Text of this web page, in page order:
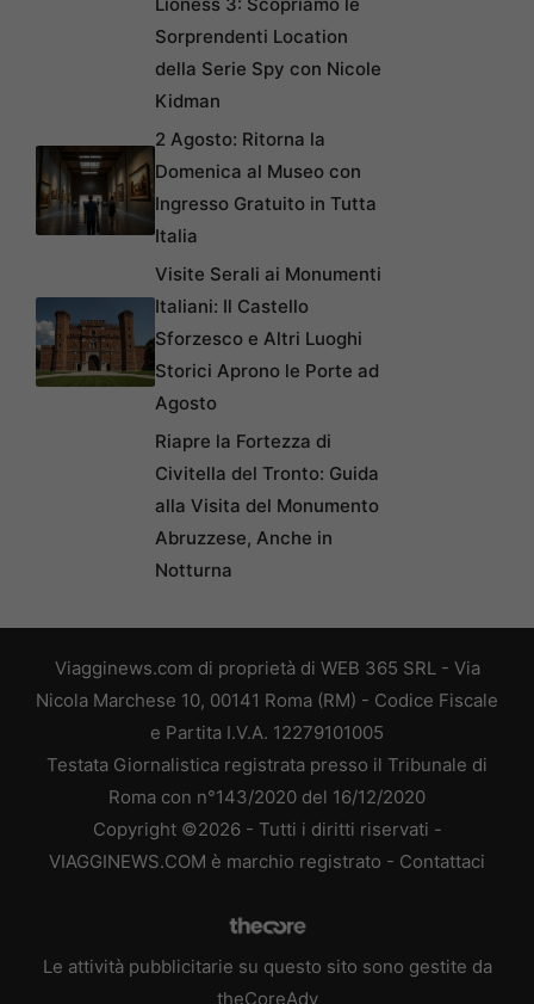
Sorprendenti Location
della Serie Spy con Nicole
Kidman
2 Agosto: Ritorna la
Domenica al Museo con
Ingresso Gratuito in Tutta
Italia
Visite Serali ai Monumenti
Italiani: Il Castello
Sforzesco e Altri Luoghi
Storici Aprono le Porte ad
Agosto
Riapre la Fortezza di
Civitella del Tronto: Guida
alla Visita del Monumento
Abruzzese, Anche in
Notturna
Viagginews.com di proprietà di WEB 365 SRL - Via
Nicola Marchese 10, 00141 Roma (RM) - Codice Fiscale
e Partita I.V.A. 12279101005
Testata Giornalistica registrata presso il Tribunale di
Roma con n°143/2020 del 16/12/2020
Copyright ©2026 - Tutti i diritti riservati -
VIAGGINEWS.COM è marchio registrato - Contattaci
Le attività pubblicitarie su questo sito sono gestite da
theCoreAdv